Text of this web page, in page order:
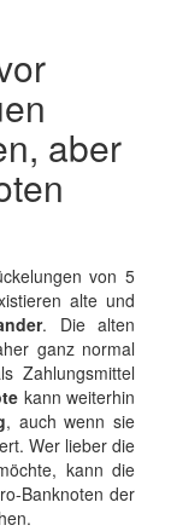
aber
von 5
alte und
. Die alten
ganz normal
Zahlungsmittel
kann weiterhin
, auch wenn sie
Wer lieber die
kann die
Banknoten der